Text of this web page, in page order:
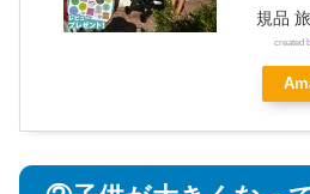
規品
created